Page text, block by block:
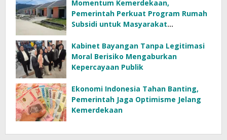
Momentum Kemerdekaan,
Pemerintah Perkuat Program Rumah
Subsidi untuk Masyarakat
Kabinet Bayangan Tanpa Legitimasi
Moral Berisiko Mengaburkan
Kepercayaan Publik
Ekonomi Indonesia Tahan Banting,
Pemerintah Jaga Optimisme Jelang
Kemerdekaan